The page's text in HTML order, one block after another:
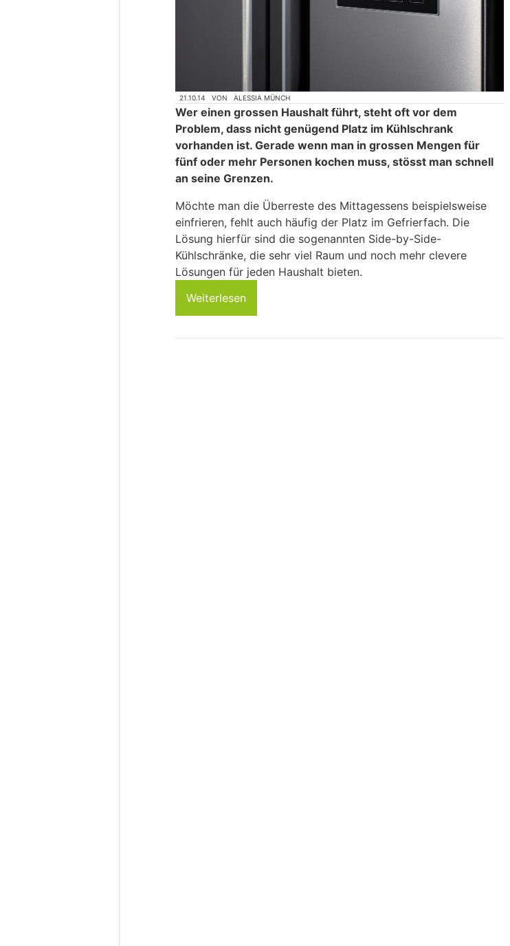
21.10.14 VON ALESSIA MÜNCH
Wer einen grossen Haushalt führt, steht oft vor dem
Problem, dass nicht genügend Platz im Kühlschrank
vorhanden ist. Gerade wenn man in grossen Mengen für
fünf oder mehr Personen kochen muss, stösst man schnell
an seine Grenzen.
Möchte man die Überreste des Mittagessens beispielsweise
einfrieren, fehlt auch häufig der Platz im Gefrierfach. Die
Lösung hierfür sind die sogenannten Side-by-Side-
Kühlschränke, die sehr viel Raum und noch mehr clevere
Lösungen für jeden Haushalt bieten.
Weiterlesen